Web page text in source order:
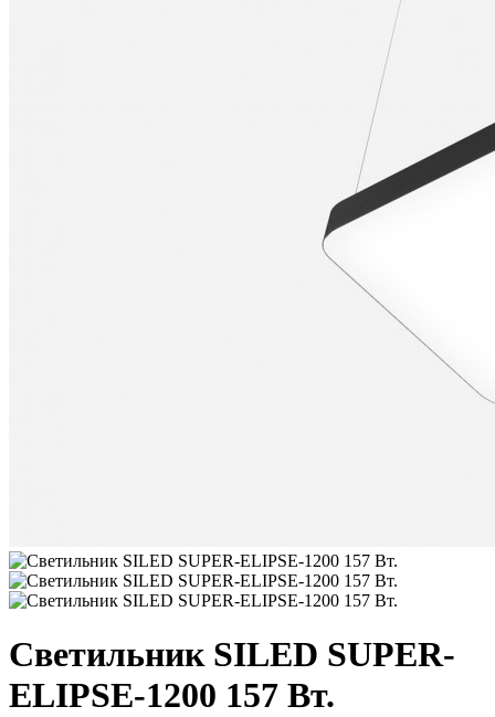
Светильник SILED SUPER-
ELIPSE-1200 157 Вт.